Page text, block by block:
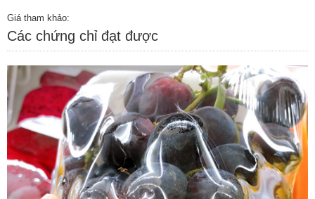
Giá tham khảo:
Các chứng chỉ đạt được